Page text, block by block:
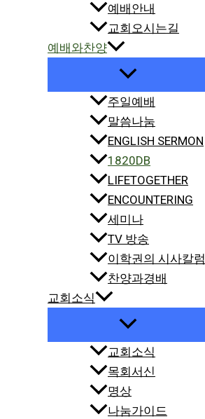
예배안내
교회오시는길
예배와찬양
주일예배
말씀나눔
ENGLISH SERMON
1820DB
LIFETOGETHER
ENCOUNTERING
세미나
TV 방송
이학권의 시사칼럼
찬양과경배
교회소식
교회소식
목회서신
명상
나눔가이드